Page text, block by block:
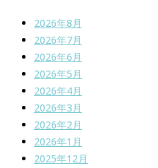
2026年8月
2026年7月
2026年6月
2026年5月
2026年4月
2026年3月
2026年2月
2026年1月
2025年12月